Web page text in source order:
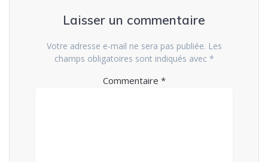
Laisser un commentaire
Votre adresse e-mail ne sera pas publiée. Les
champs obligatoires sont indiqués avec *
Commentaire *